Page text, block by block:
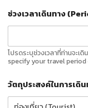
ช่วงเวลาเดินทาง
โปรดระบุช่วงเวลาที่ท่านจะเ
specify your travel period
วัตถุประสงค์ในการเดิ